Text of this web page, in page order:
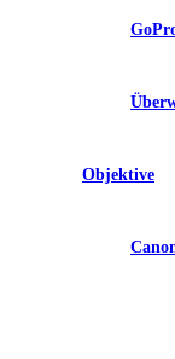
Objektive